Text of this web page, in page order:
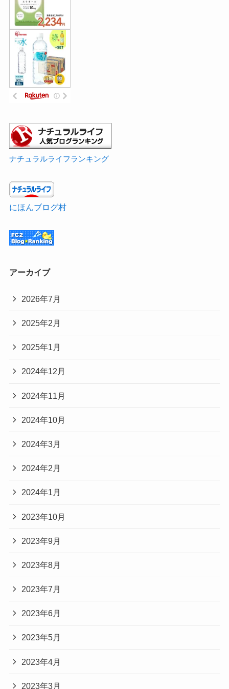
ナチュラルライフランキング
にほんブログ村
アーカイブ
2026年7月
2025年2月
2025年1月
2024年12月
2024年11月
2024年10月
2024年3月
2024年2月
2024年1月
2023年10月
2023年9月
2023年8月
2023年7月
2023年6月
2023年5月
2023年4月
2023年3月